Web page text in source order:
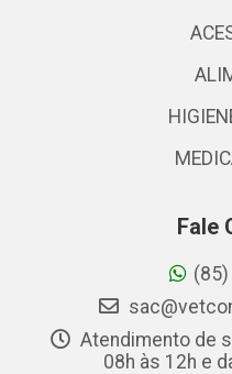
Fale
Atendimento de
08h às 12h e